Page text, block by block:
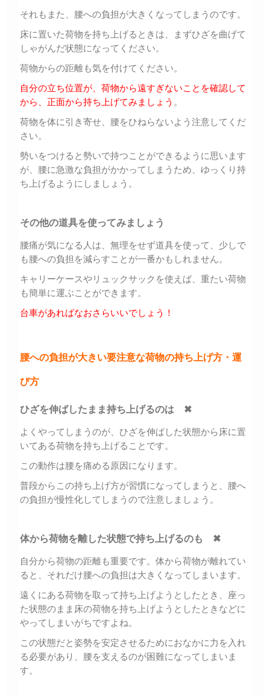
それもまた、腰への負担が大きくなってしまうのです。
床に置いた荷物を持ち上げるときは、まずひざを曲げて
しゃがんだ状態になってください。
荷物からの距離も気を付けてください。
自分の立ち位置が、荷物から遠すぎないことを確認して
から、正面から持ち上げてみましょう 。
荷物を体に引き寄せ、腰をひねらないよう注意してくだ
さい。
勢いをつけると勢いで持つことができるように思います
が、腰に急激な負担がかかってしまうため、ゆっくり持
ち上げるようにしましょう。
その他の道具を使ってみましょう
腰痛が気になる人は、無理をせず道具を使って、少しで
も腰への負担を減らすことが一番かもしれません。
キャリーケースやリュックサックを使えば、重たい荷物
も簡単に運ぶことができます。
台車があればなおさらいいでしょう！
腰への負担が大きい要注意な荷物の持ち上げ方・運
び方
ひざを伸ばしたまま持ち上げるのは ✖
よくやってしまうのが、ひざを伸ばした状態から床に置
いてある荷物を持ち上げることです。
この動作は腰を痛める原因になります。
普段からこの持ち上げ方が習慣になってしまうと、腰へ
の負担が慢性化してしまうので注意しましょう。
体から荷物を離した状態で持ち上げるのも ✖
自分から荷物の距離も重要です。体から荷物が離れてい
ると、それだけ腰への負担は大きくなってしまいます。
遠くにある荷物を取って持ち上げようとしたとき、座っ
た状態のまま床の荷物を持ち上げようとしたときなどに
やってしまいがちですよね。
この状態だと姿勢を安定させるためにおなかに力を入れ
る必要があり、腰を支えるのが困難になってしまいま
す。